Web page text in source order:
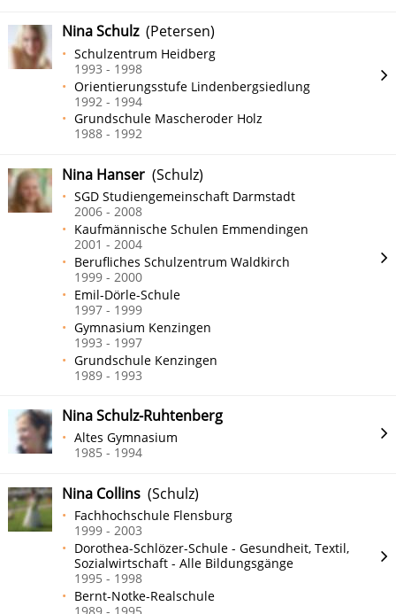
Nina Schulz(Petersen)
Schulzentrum Heidberg
1993 - 1998
Orientierungsstufe Lindenbergsiedlung
1992 - 1994
Grundschule Mascheroder Holz
1988 - 1992
Nina Hanser (Schulz)
SGD Studiengemeinschaft Darmstadt
2006 - 2008
Kaufmännische Schulen Emmendingen
2001 - 2004
Berufliches Schulzentrum Waldkirch
1999 - 2000
Emil-Dörle-Schule
1997 - 1999
Gymnasium Kenzingen
1993 - 1997
Grundschule Kenzingen
1989 - 1993
Nina Schulz-Ruhtenberg
Altes Gymnasium
1985 - 1994
Nina Collins (Schulz)
Fachhochschule Flensburg
1999 - 2003
Dorothea-Schlözer-Schule - Gesundheit, Textil,
Sozialwirtschaft - Alle Bildungsgänge
1995 - 1998
Bernt-Notke-Realschule